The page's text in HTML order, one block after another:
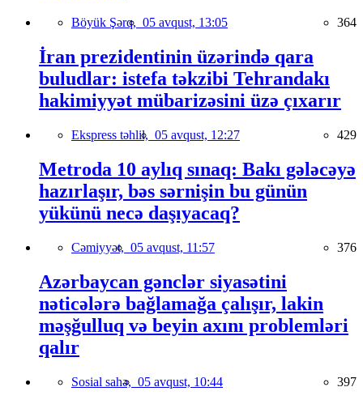
Böyük Şərq, 05 avqust, 13:05 364
İran prezidentinin üzərində qara
buludlar: istefa təkzibi Tehrandakı
hakimiyyət mübarizəsini üzə çıxarır
Ekspress təhlil, 05 avqust, 12:27 429
Metroda 10 aylıq sınaq: Bakı gələcəyə
hazırlaşır, bəs sərnişin bu günün
yükünü necə daşıyacaq?
Cəmiyyət, 05 avqust, 11:57 376
Azərbaycan gənclər siyasətini
nəticələrə bağlamağa çalışır, lakin
məşğulluq və beyin axını problemləri
qalır
Sosial sahə, 05 avqust, 10:44 397